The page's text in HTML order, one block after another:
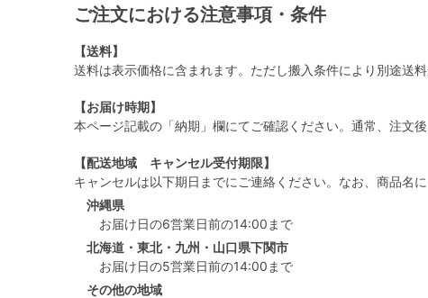
ご注文における注意事項・条件
【送料】
送料は表示価格に含まれます。ただし搬入条件により別途送
【お届け時期】
本ページ記載の「納期」欄にてご確認ください。通常、注文
【配送地域 キャンセル受付期限】
キャンセルは以下期日までにご連絡ください。なお、商品名
沖縄県
お届け日の6営業日前の14:00まで
北海道・東北・九州・山口県下関市
お届け日の5営業日前の14:00まで
その他の地域